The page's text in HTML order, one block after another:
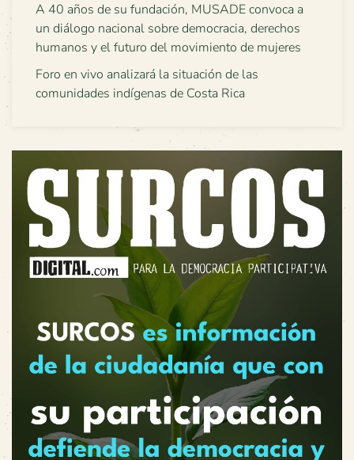
A 40 años de su fundación, MUSADE convoca a
un diálogo nacional sobre democracia, derechos
humanos y el futuro del movimiento de mujeres
Foro en vivo analizará la situación de las
comunidades indígenas de Costa Rica